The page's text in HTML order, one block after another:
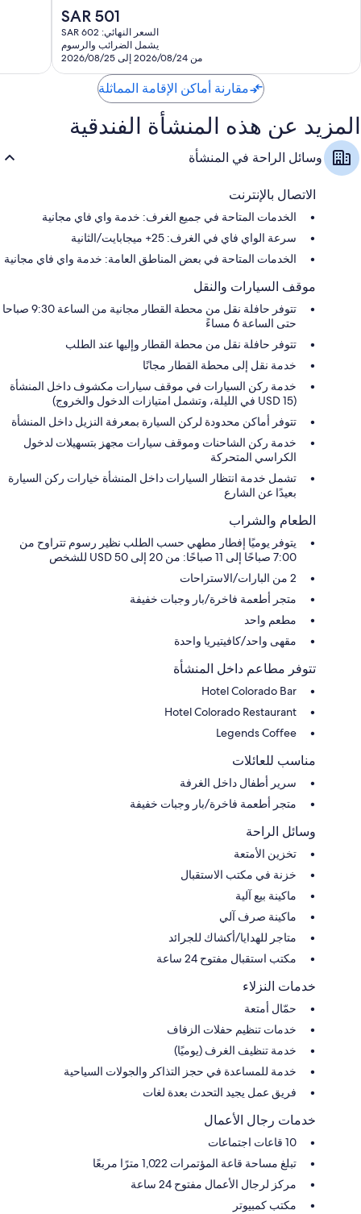
أحواض استحمام أو حجيرات دش، ومستلزمات مجانية للعناية الشخصية،
دواليب/خزائن ملابس، وماكينات صنع القهوة/الشاي، وخدمة تنظيف الغرف
السعر
الحالي
هو
SAR
501
SAR 501
السعر النهائي: SAR 602
يشمل الضرائب والرسوم
من 2026/08/24 إلى 2026/08/25
مقارنة أماكن الإقامة المماثلة
المزيد عن هذه المنشأة الفندقية
وسائل الراحة في المنشأة
الاتصال بالإنترنت
الخدمات المتاحة في جميع الغرف: خدمة واي فاي مجانية
سرعة الواي فاي في الغرف: 25+ ميجابايت/الثانية
الخدمات المتاحة في بعض المناطق العامة: خدمة واي فاي مجانية
موقف السيارات والنقل
تتوفر حافلة نقل من محطة القطار مجانية من الساعة 9:30 صباحا
حتى الساعة 6 مساءً
تتوفر حافلة نقل من محطة القطار وإليها عند الطلب
خدمة نقل إلى محطة القطار مجانًا
خدمة ركن السيارات في موقف سيارات مكشوف داخل المنشأة
(USD 15 في الليلة، وتشمل امتيازات الدخول والخروج)
تتوفر أماكن محدودة لركن السيارة بمعرفة النزيل داخل المنشأة
خدمة ركن الشاحنات وموقف سيارات مجهز بتسهيلات لدخول
الكراسي المتحركة
تشمل خدمة انتظار السيارات داخل المنشأة خيارات ركن السيارة
بعيدًا عن الشارع
الطعام والشراب
يتوفر يوميًا إفطار مطهي حسب الطلب نظير رسوم تتراوح من
7:00 صباحًا إلى 11 صباحًا: من 20 إلى 50 USD للشخص
2 من البارات/الاستراحات
متجر أطعمة فاخرة/بار وجبات خفيفة
مطعم واحد
مقهى واحد/كافيتيريا واحدة
تتوفر مطاعم داخل المنشأة
Hotel Colorado Bar
Hotel Colorado Restaurant
Legends Coffee
مناسب للعائلات
سرير أطفال داخل الغرفة
متجر أطعمة فاخرة/بار وجبات خفيفة
وسائل الراحة
تخزين الأمتعة
خزنة في مكتب الاستقبال
ماكينة بيع آلية
ماكينة صرف آلي
متاجر للهدايا/أكشاك للجرائد
مكتب استقبال مفتوح 24 ساعة
خدمات النزلاء
حمّال أمتعة
خدمات تنظيم حفلات الزفاف
خدمة تنظيف الغرف (يوميًا)
خدمة للمساعدة في حجز التذاكر والجولات السياحية
فريق عمل يجيد التحدث بعدة لغات
خدمات رجال الأعمال
10 قاعات اجتماعات
تبلغ مساحة قاعة المؤتمرات 1,022 مترًا مربعًا
مركز لرجال الأعمال مفتوح 24 ساعة
مكتب كمبيوتر